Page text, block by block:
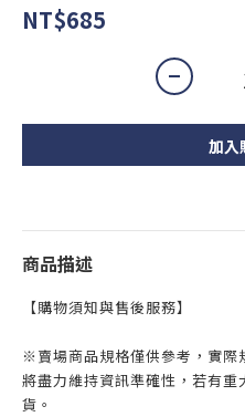
NT$685
加入
商品描述
【購物須知與售後服務】
※賣場商品規格僅供參考，實際
將盡力維持資訊準確性，若有
貨。